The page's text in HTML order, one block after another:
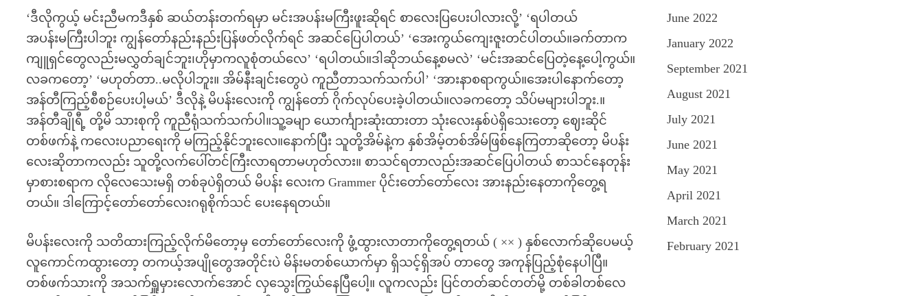
‘ဒီလိုကွယ့် မင်းညီမကဒီနှစ် ဆယ်တန်းတက်ရမှာ မင်းအပန်းမကြီးဖူးဆိုရင် စာလေးပြပေးပါလားလို့’ ‘ရပါတယ်
အပန်းမကြီးပါဘူး ကျွန်တော်နည်းနည်းပြန်ဖတ်လိုက်ရင် အဆင်ပြေပါတယ်’ ‘အေးကွယ်ကျေးဇူးတင်ပါတယ်။ခက်တာက
ကျူရှင်တွေလည်းမလွှတ်ချင်ဘူး၊ဟိုမှာကလူစုံတယ်လေ’ ‘ရပါတယ်။ဒါဆိုဘယ်နေ့စမလဲ’ ‘မင်းအဆင်ပြေတဲ့နေ့ပေါ့ကွယ်။
လခကတော့’ ‘မဟုတ်တာ..မလိုပါဘူး။ အိမ်နီးချင်းတွေပဲ ကူညီတာသက်သက်ပါ’ ‘အားနာစရာကွယ်။အေးပါနောက်တော့
အန်တီကြည့်စီစဉ်ပေးပါ့မယ်’ ဒီလိုနဲ့ မိပန်းလေးကို ကျွန်တော် ဂိုက်လုပ်ပေးခဲ့ပါတယ်။လခကတော့ သိပ်မများပါဘူး.။
အန်တီချိုရီ့ တို့မိ သားစုကို ကူညီရုံသက်သက်ပါ။သူ့ခမျာ ယောင်္ကျားဆုံးထားတာ သုံးလေးနှစ်ပဲရှိသေးတော့ ဈေးဆိုင်
တစ်ဖက်နဲ့ ကလေးပညာရေးကို မကြည့်နိုင်ဘူးလေ။နောက်ပြီး သူတို့အိမ်နဲ့က နှစ်အိမ့်တစ်အိမ်ဖြစ်နေကြတာဆိုတော့ မိပန်း
လေးဆိုတာကလည်း သူတို့လက်ပေါ်တင်ကြီးလာရတာမဟုတ်လား။ စာသင်ရတာလည်းအဆင်ပြေပါတယ် စာသင်နေတုန်း
မှာစားစရာက လိုလေသေးမရှိ တစ်ခုပဲရှိတယ် မိပန်း လေးက Grammer ပိုင်းတော်တော်လေး အားနည်းနေတာကိုတွေ့ရ
တယ်။ ဒါကြောင့်တော်တော်လေးဂရုစိုက်သင် ပေးနေရတယ်။
မိပန်းလေးကို သတိထားကြည့်လိုက်မိတော့မှ တော်တော်လေးကို ဖွံ့ထွားလာတာကိုတွေ့ရတယ် ( ×× ) နှစ်လောက်ဆိုပေမယ့်
လူကောင်ကထွားတော့ တကယ့်အပျိုတွေအတိုင်းပဲ မိန်းမတစ်ယောက်မှာ ရှိသင့်ရှိအပ် တာတွေ အကုန်ပြည့်စုံနေပါပြီ။
တစ်ဖက်သားကို အသက်ရှူမှားလောက်အောင် လှသွေးကြွယ်နေပြီပေါ့။ လူကလည်း ပြင်တတ်ဆင်တတ်မို့ တစ်ခါတစ်လေ
June 2022
January 2022
September 2021
August 2021
July 2021
June 2021
May 2021
April 2021
March 2021
February 2021